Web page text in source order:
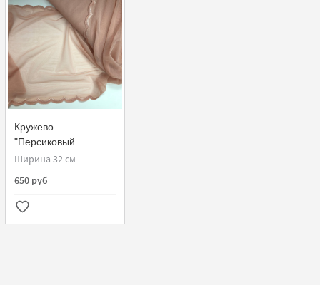
Кружево
"Персиковый
фестон"
Ширина 32 см.
650 руб